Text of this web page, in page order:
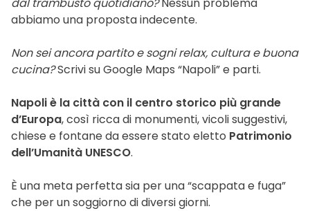
abbiamo una proposta indecente.
Non sei ancora partito e sogni relax, cultura e buona
cucina?Scrivi su Google Maps “Napoli” e parti.
Napoli è la città con il centro storico più grande
d’Europa, così ricca di monumenti, vicoli suggestivi,
chiese e fontane da essere stato eletto Patrimonio
dell’Umanità UNESCO.
È una meta perfetta sia per una “scappata e fuga”
che per un soggiorno di diversi giorni.